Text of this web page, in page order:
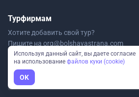
Турфирмам
Хотите добавить свой тур?
Пишите на org@bolshayastrana.com
Используя данный сайт, вы даете согласие
на использование файлов куки (cookie)
OK